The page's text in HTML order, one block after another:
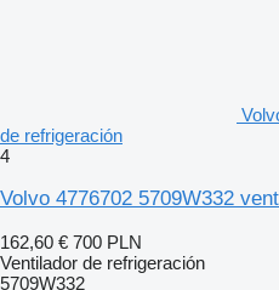
de refrigeración
4
Volvo 4776702 5709W332
162,60 € 700 PLN
Ventilador de refrigeración
5709W332